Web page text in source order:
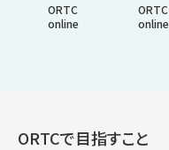
ORTC
online
ORTC
online
ORTCで目指すこと